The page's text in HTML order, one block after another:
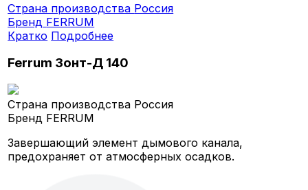
Страна производства Россия
Бренд FERRUM
Кратко Подробнее
Ferrum Зонт-Д 140
Страна производства Россия
Бренд FERRUM
Завершающий элемент дымового канала,
предохраняет от атмосферных осадков.